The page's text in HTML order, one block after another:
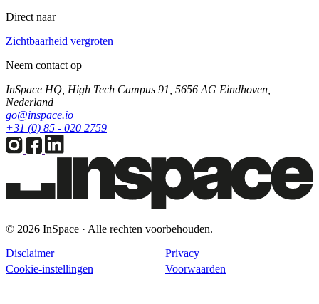
Direct naar
Zichtbaarheid vergroten
Neem contact op
InSpace HQ, High Tech Campus 91, 5656 AG Eindhoven,
Nederland
go@inspace.io
+31 (0) 85 - 020 2759
© 2026 InSpace · Alle rechten voorbehouden.
Disclaimer
Privacy
Cookie-instellingen
Voorwaarden